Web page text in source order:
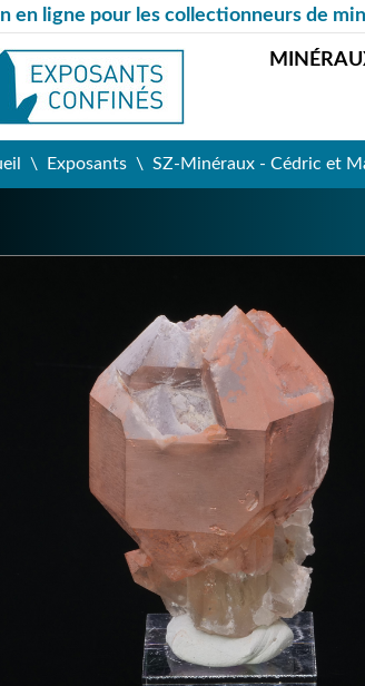
en ligne pour les collectionneurs de
Exposants SZ-Minéraux - Cédric et